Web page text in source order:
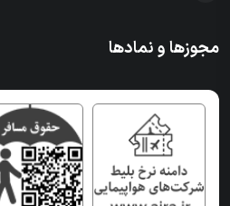
مجوزها و نمادها